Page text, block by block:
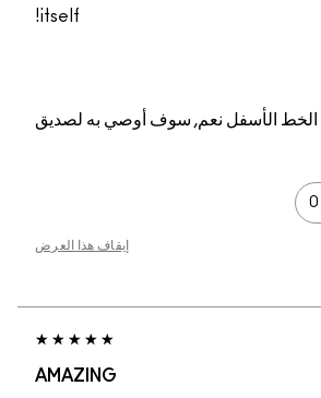
itself!
الخط الأسفلنعم, سوف أوصي به لصديق
إيقاف هذا العرض
AMAZING